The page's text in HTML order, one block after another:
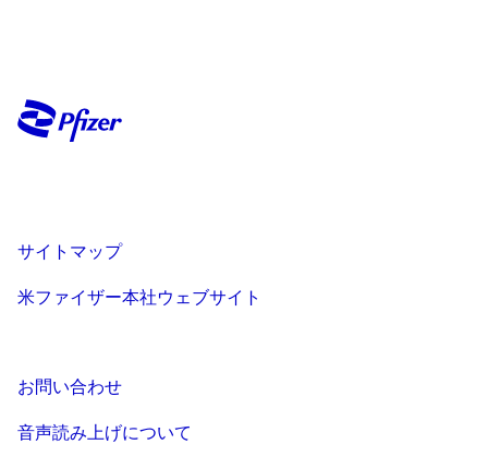
サイトマップ
米ファイザー本社ウェブサイト
お問い合わせ
音声読み上げについて